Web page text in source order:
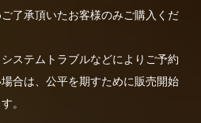
了承頂いたお客様のみご購入くだ
ステムトラブルなどによりご予約
合は、公平を期すために販売開始
。